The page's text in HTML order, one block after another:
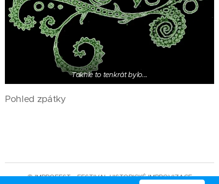
Takhle to tenkrát bylo...
Pohled zpátky
© IMPROFEST - FESTIVAL HISTORICKÉ IMPROVIZACE